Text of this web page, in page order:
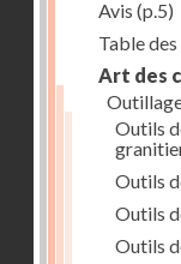
Avis (p.5)
Table
Art des
Outils
Outils
Outils
Outils